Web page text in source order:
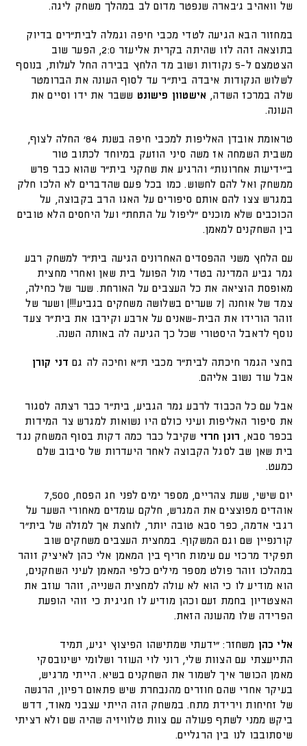
של וואהיב ג'בארה שנפטר מדום לב במהלך משחק ליגה.
במחזור הבא הגיעה לטדי מכבי חיפה וגמלה לבית"רים בדיוק
בתוצאה זהה לזו שהיתה בקרית אליעזר 2:0, הפער שוב
הצטמצם ל-5 נקודות ושוב מד הלחץ בבירה החל לעלות, בנוסף
לשלוש הנקודות איבדה בית"ר עד לסוף העונה את הברומטר
שלה במרכז השדה, אישטוון פישונט ששבר את ידו וסיים את
העונה.
טראומת אובדן האליפות למכבי חיפה בשנת 84' החלה לצוף,
משבית השמחה אז משה סיני הוזעק במיוחד לכתוב טור
ב"ידיעות אחרונות" והרגיע את שחקני בית"ר שהוא כבר פרש
ממשחק ואל להם לחשוש. כמו בכל פעם שהדברים לא הלכו חלק
במגרש צצו להם אותם סיפורים על האגו הרב בקבוצה, על
הכוכבים שלא מוכנים "ליפול על התחת" ועל היחסים הלא טובים
בין השחקנים למאמן.
עם הלחץ משני ההפסדים האחרונים הגיעה בית"ר למשחק רבע
גמר גביע המדינה בטדי מול הפועל בית שאן ואחרי מחצית
מאופסת הוציאה את כל העצבים על האורחת. שער של כחילה,
צמד של אוחנה (7 שערים בשלושה משחקים בגביע!!!) ושער של
זוהר הורידו את הבית-שאנים על ארבע וקירבו את בית"ר צעד
נוסף לדאבל היסטורי שכל כך הגיעה לה באותה השנה.
בחצי הגמר חיכתה לבית"ר מכבי ת"א וחיכה לה גם דני קורן
אבל עוד נשוב אליהם.
אבל עם כל הכבוד לרבע גמר הגביע, בית"ר כבר רצתה לסגור
את סיפור האליפות ועיני כולם היו נשואות למגרש צר המידות
בכפר סבא, רונן חרזי שקיבל כבר כמה דקות בסוף המשחק נגד
בית שאן שב לסגל הקבוצה לאחר היעדרות של סיבוב שלם
כמעט.
יום שישי, שעת צהריים, מספר ימים לפני חג הפסח, 7,500
אוהדים מפוצצים את המגרש, חלקם עומדים מאחורי השער על
רגבי אדמה, כפר סבא טובה יותר, לוחצת אך למזלה של בית"ר
קורנפיין שם וגם המשקוף. במחצית העצבים משחקים שוב
תפקיד מרכזי עם עימות חריף בין המאמן אלי כהן לאיציק זוהר
במהלכו זוהר פולט מספר מילים כלפי המאמן לעיני השחקנים,
הוא מודיע לו כי הוא לא עולה למחצית השנייה, זוהר עוזב את
האצטדיון בחמת זעם וכהן מודיע לו חגיגית כי זוהי הופעת
הפרידה שלו מהעונה הזאת.
אלי כהן משחזר: "ידעתי שמתישהו הפיצוץ יגיע, תמיד
התייעצתי עם הצוות שלי, רוני לוי העוזר ושלומי ישינובסקי
מאמן הכושר איך לשמור את השחקנים בשיא. הייתי מרגיש,
בעיקר אחרי שהם חוזרים מהנבחרת שיש פתאום רפיון, הרגשה
של זחיחות וירידת מתח. במשחק הזה הייתי עצבני מאוד, דדש
ביקש ממני לשתף פעולה עם צוות טלוויזיה שהיה שם ולא רציתי
שיסתובבו לנו בין הרגליים.